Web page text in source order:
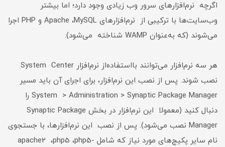
اگرچه نرم‌افزارهای سرور وب زیادی وجود دارد؛ اما بیشتر
وب‌سایت‌ها با ترکیبی از نرم‌افزارهای Apache ،MySQL و PHP اجرا
می‌شوند (که به‌عنوان WAMP شناخته می‌شود).
هر سه نرم‌افزار می‌توانند بااستفاده‌از نرم‌افزار System Center
نصب شوند. پس از نصب این نرم‌افزار، برای اجرای آن باید مسیر
System > Administration > Synaptic Package Manager را
دنبال کنید (معمولا این نرم‌افزار در بخش Synaptic Package
Manager نصب می‌‌شود). پس از نصب این نرم‌افزارها، با جستجوی
نام سایر پکیج‌های مورد نیاز که شامل apache2 ،php5 ،php5-